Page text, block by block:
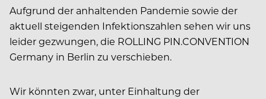
Aufgrund der anhaltenden Pandemie sowie der
aktuell steigenden Infektionszahlen sehen wir uns
leider gezwungen, die ROLLING PIN.CONVENTION
Germany in Berlin zu verschieben.
Wir könnten zwar, unter Einhaltung der